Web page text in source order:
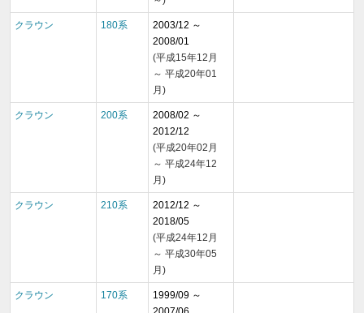
クラウン 180系
2003/12 ～
2008/01
(平成15年12月
～ 平成20年01
月)
クラウン 200系
2008/02 ～
2012/12
(平成20年02月
～ 平成24年12
月)
クラウン 210系
2012/12 ～
2018/05
(平成24年12月
～ 平成30年05
月)
クラウン 170系
1999/09 ～